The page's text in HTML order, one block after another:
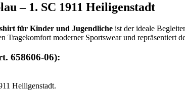
– 1. SC 1911 Heiligenstadt
für Kinder und Jugendliche ist der ideale
Tragekomfort moderner Sportswear und repräsentiert
658606-06):
Heiligenstadt.